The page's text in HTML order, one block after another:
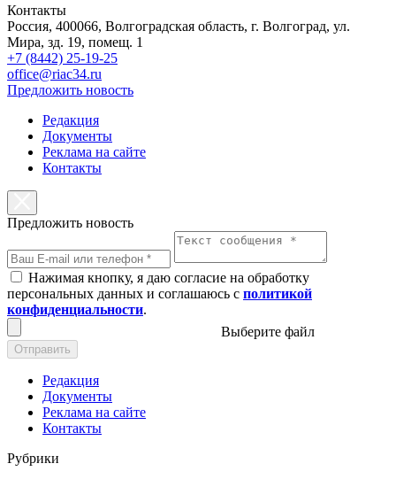
Контакты
Россия, 400066, Волгоградская область, г. Волгоград, ул.
Мира, зд. 19, помещ. 1
+7 (8442) 25-19-25
office@riac34.ru
Предложить новость
Редакция
Документы
Реклама на сайте
Контакты
Предложить новость
Нажимая кнопку, я даю согласие на обработку
персональных данных и соглашаюсь с политикой
конфиденциальности.
Выберите файл
Отправить
Редакция
Документы
Реклама на сайте
Контакты
Рубрики